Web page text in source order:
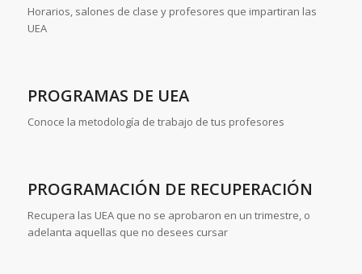
Horarios, salones de clase y profesores que impartiran las
UEA
PROGRAMAS DE UEA
Conoce la metodología de trabajo de tus profesores
PROGRAMACIÓN DE RECUPERACIÓN
Recupera las UEA que no se aprobaron en un trimestre, o
adelanta aquellas que no desees cursar